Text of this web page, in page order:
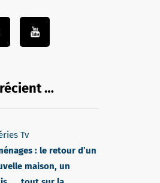
…
Tv
: le retour d’un
maison, un